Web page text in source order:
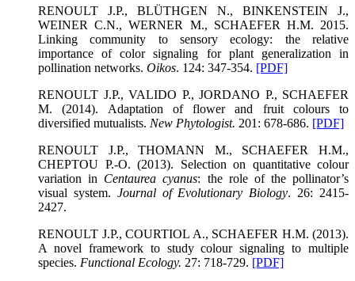
RENOULT J.P., BLÜTHGEN N., BINKENSTEIN J.,
WEINER C.N., WERNER M., SCHAEFER H.M. 2015.
Linking community to sensory ecology: the relative
importance of color signaling for plant generalization in
pollination networks. Oikos. 124: 347-354. [PDF]
RENOULT J.P., VALIDO P., JORDANO P., SCHAEFER
M. (2014). Adaptation of flower and fruit colours to
diversified mutualists. New Phytologist. 201: 678-686. [PDF]
RENOULT J.P., THOMANN M., SCHAEFER H.M.,
CHEPTOU P.-O. (2013). Selection on quantitative colour
variation in Centaurea cyanus: the role of the pollinator’s
visual system. Journal of Evolutionary Biology. 26: 2415-
2427.
RENOULT J.P., COURTIOL A., SCHAEFER H.M. (2013).
A novel framework to study colour signaling to multiple
species. Functional Ecology. 27: 718-729. [PDF]